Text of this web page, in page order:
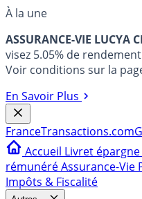
À la une
ASSURANCE-VIE LUCYA
visez 5.05% de
Voir conditions sur la
En Savoir Plus
FranceTransactions.com
Accueil Livret épargne
rémunéréAssurance-Vie
Impôts & Fiscalité